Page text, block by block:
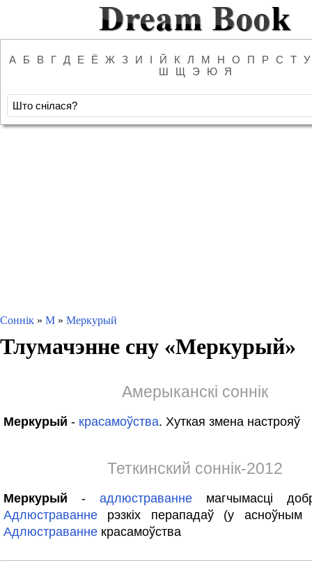
А Б В Г Д Е Ё Ж З И І Й К Л М Н О П Р С Т
У
Ш
Щ Э Ю Я
Соннік » М » Меркурый
Тлумачэнне сну «Меркурый»
Амерыканскі соннік
Меркурый - красамоўства. Хуткая змена настрояў
Теткинский соннік-2012
Меркурый - адлюстраванне магчымасці
Адлюстраванне рэзкіх перападаў (у асноўным
Адлюстраванне красамоўства